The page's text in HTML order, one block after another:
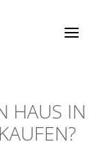
HAUS IN